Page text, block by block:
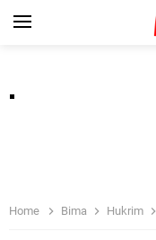
Home Bima Hukrim